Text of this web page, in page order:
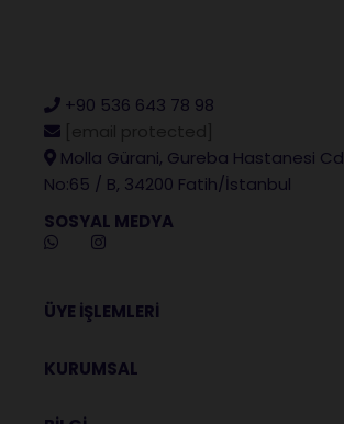
+90 536 643 78 98
Molla Gürani, Gureba Hastanesi Cd
No:65 / B, 34200 Fatih/İstanbul
SOSYAL MEDYA
ÜYE İŞLEMLERİ
KURUMSAL